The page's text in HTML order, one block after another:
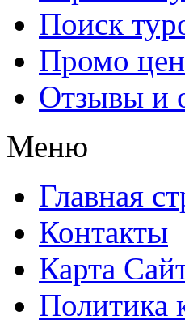
Поиск
Промо
Отзывы и
Меню
Главная
Контакты
Карта
Политика